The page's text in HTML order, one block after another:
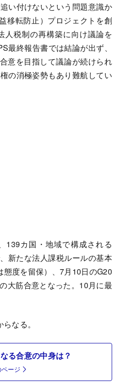
い付けないという問題意識か
移転防止）プロジェクトを創
人税制の再構築に向け議論を
最終報告書では結論が出ず、
意を目指して議論が続けられ
の消極姿勢もあり難航してい
カ国・地域で構成される
新たな法人課税ルールの基本
度を留保）、7月10日のG20
大筋合意となった。10月に最
なる。
る合意の中身は？
ージ